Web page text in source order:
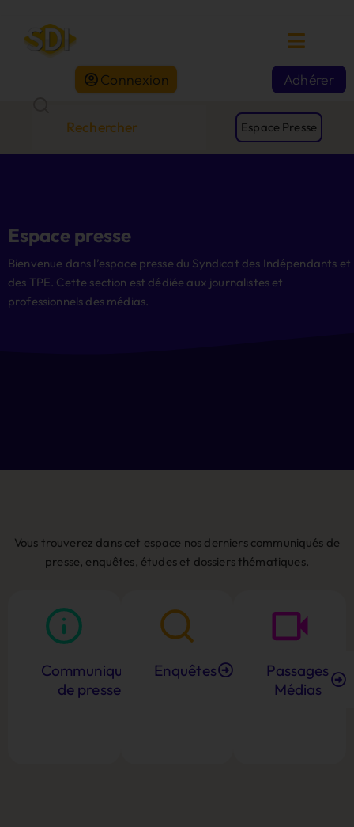
Connexion Adhérer
Espace Presse
Espace presse
Bienvenue dans l’espace presse du Syndicat des Indépendants et
des TPE. Cette section est dédiée aux journalistes et
professionnels des médias.
Vous trouverez dans cet espace nos derniers communiqués de
presse, enquêtes, études et dossiers thématiques.
Communiqués
de presse
Enquêtes
Passages
Médias